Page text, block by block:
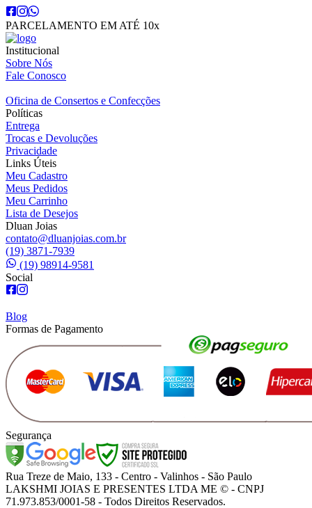
PARCELAMENTO EM ATÉ 10x
Institucional
Sobre Nós
Fale Conosco
Oficina de Consertos e Confecções
Políticas
Entrega
Trocas e Devoluções
Privacidade
Links Úteis
Meu Cadastro
Meus Pedidos
Meu Carrinho
Lista de Desejos
Dluan Joias
contato@dluanjoias.com.br
(19) 3871-7939
(19) 98914-9581
Social
Blog
Formas de Pagamento
Segurança
Rua Treze de Maio, 133 - Centro - Valinhos - São Paulo
LAKSHMI JOIAS E PRESENTES LTDA ME © - CNPJ
71.973.853/0001-58 - Todos Direitos Reservados.